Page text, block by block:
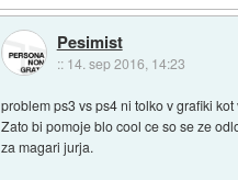
Pesimist
:: 14. sep 2016, 14:23
problem ps3 vs ps4 ni tolko v grafiki
Zato bi pomoje blo cool ce so se ze
za magari jurja.